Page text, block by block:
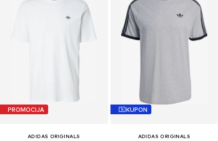
PROMOCIJA
ADIDAS ORIGINALS
KUPON
ADIDAS ORIGINALS